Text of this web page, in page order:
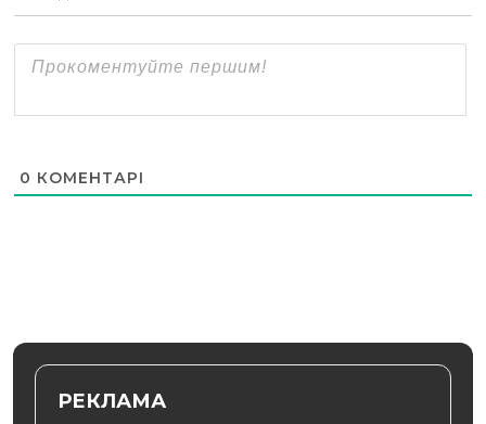
0 КОМЕНТАРІ
РЕКЛАМА